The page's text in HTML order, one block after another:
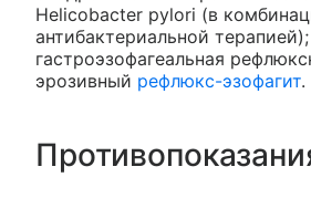
Helicobacter pylori (в
антибактериальной терапией);
гастроэзофагеальная
эрозивный рефлюкс-эзофагит.